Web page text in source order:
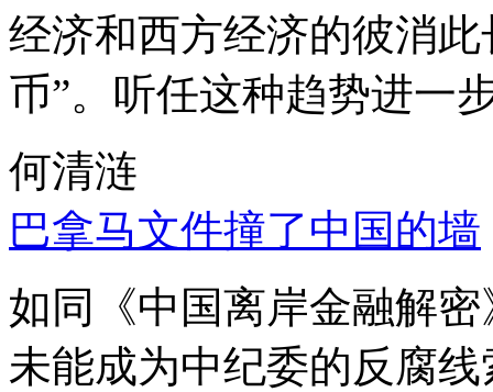
经济和西方经济的彼消
币”。听任这种趋势进一
何清涟
巴拿马文件撞了中国的墙
如同《中国离岸金融解
未能成为中纪委的反腐